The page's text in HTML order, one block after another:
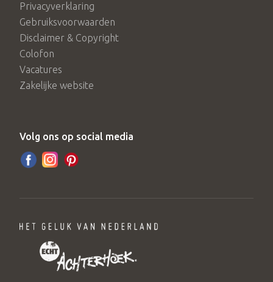
Privacyverklaring
Gebruiksvoorwaarden
Disclaimer & Copyright
Colofon
Vacatures
Zakelijke website
Volg ons op social media